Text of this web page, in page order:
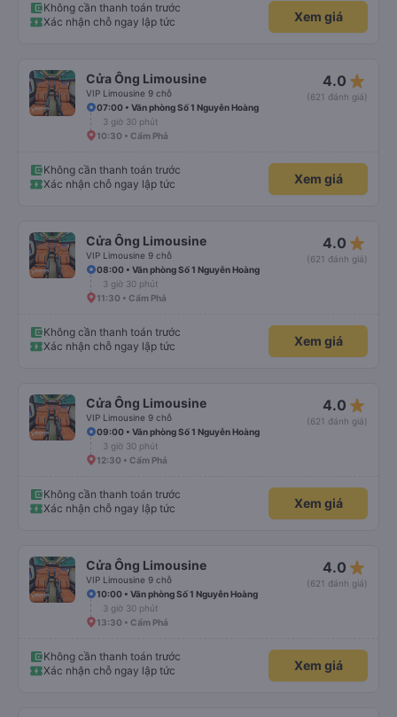
Không cần thanh toán trước
Xác nhận chỗ ngay lập tức
Xem giá
Cửa Ông Limousine
VIP Limousine 9 chỗ
4.0 star_rate
(621 đánh giá)
07:00 • Văn phòng Số 1 Nguyễn Hoàng
3 giờ 30 phút
10:30 • Cẩm Phả
Không cần thanh toán trước
Xác nhận chỗ ngay lập tức
Xem giá
Cửa Ông Limousine
VIP Limousine 9 chỗ
4.0 star_rate
(621 đánh giá)
08:00 • Văn phòng Số 1 Nguyễn Hoàng
3 giờ 30 phút
11:30 • Cẩm Phả
Không cần thanh toán trước
Xác nhận chỗ ngay lập tức
Xem giá
Cửa Ông Limousine
VIP Limousine 9 chỗ
4.0 star_rate
(621 đánh giá)
09:00 • Văn phòng Số 1 Nguyễn Hoàng
3 giờ 30 phút
12:30 • Cẩm Phả
Không cần thanh toán trước
Xác nhận chỗ ngay lập tức
Xem giá
Cửa Ông Limousine
VIP Limousine 9 chỗ
4.0 star_rate
(621 đánh giá)
10:00 • Văn phòng Số 1 Nguyễn Hoàng
3 giờ 30 phút
13:30 • Cẩm Phả
Không cần thanh toán trước
Xác nhận chỗ ngay lập tức
Xem giá